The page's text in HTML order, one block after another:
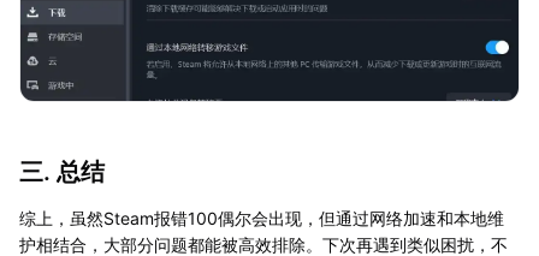
三. 总结
综上，虽然Steam报错100偶尔会出现，但通过网络加速和本地维
护相结合，大部分问题都能被高效排除。下次再遇到类似困扰，不